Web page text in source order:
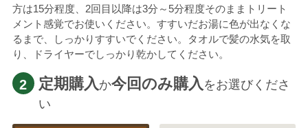
方は15分程度、2回目以降は3分～5分程度そのままトリート
メント感覚でお使いください。すすいだお湯に色が出なくな
るまで、しっかりすすいでください。タオルで髪の水気を取
り、ドライヤーでしっかり乾かしてください。
2 定期購入 か今回のみ購入 をお選びくださ
い